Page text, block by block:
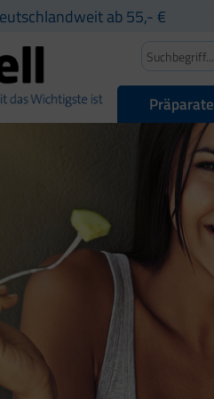
ab 55,- €
Präparate